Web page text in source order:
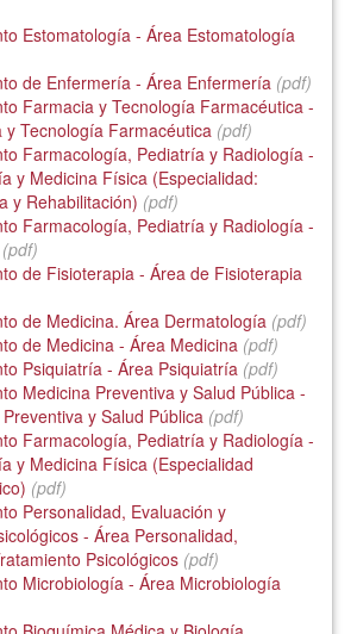
Estomatología - Área Estomatología
de Enfermería - Área Enfermería (pdf)
Farmacia y Tecnología Farmacéutica -
y Tecnología Farmacéutica (pdf)
Farmacología, Pediatría y Radiología -
y Medicina Física (Especialidad:
y Rehabilitación) (pdf)
Farmacología, Pediatría y Radiología -
(pdf)
de Fisioterapia - Área de Fisioterapia
de Medicina. Área Dermatología (pdf)
de Medicina - Área Medicina (pdf)
Psiquiatría - Área Psiquiatría (pdf)
Medicina Preventiva y Salud Pública -
y Salud Pública (pdf)
Farmacología, Pediatría y Radiología -
y Medicina Física (Especialidad
(pdf)
Personalidad, Evaluación y
- Área Personalidad,
Psicológicos (pdf)
Microbiología - Área Microbiología